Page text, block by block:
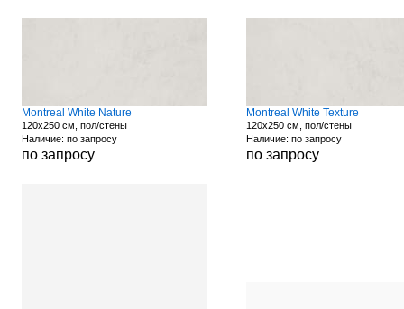
Montreal White Nature
120x250 см, пол/стены
Наличие: по запросу
по запросу
Montreal White Texture
120x250 см, пол/стены
Наличие: по запросу
по запросу